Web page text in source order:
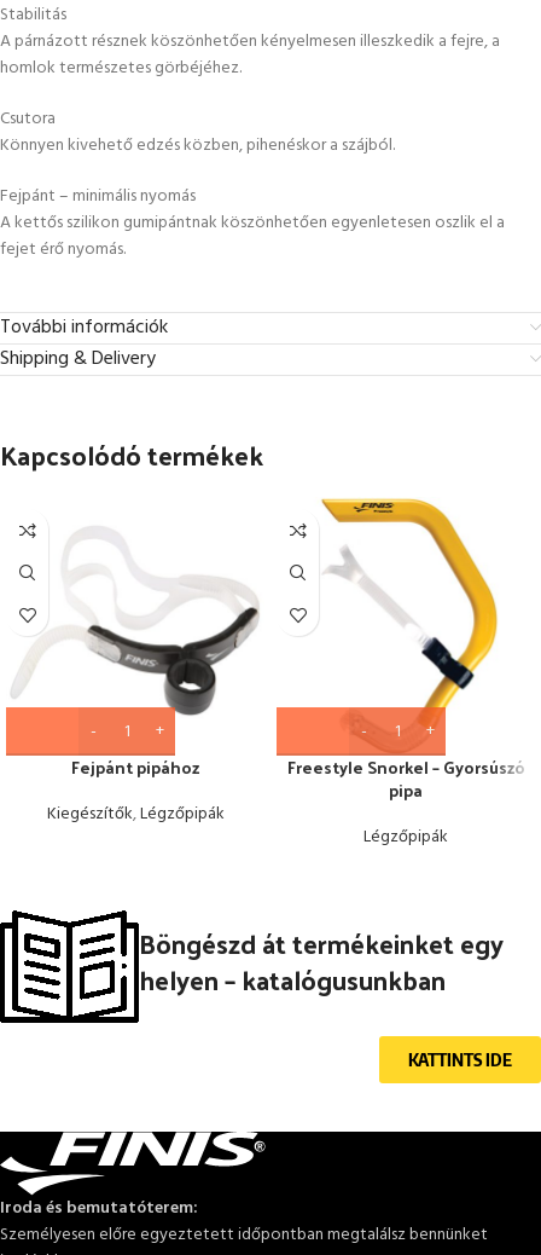
Stabilitás
A párnázott résznek köszönhetően kényelmesen illeszkedik a fejre, a
homlok természetes görbéjéhez.
Csutora
Könnyen kivehető edzés közben, pihenéskor a szájból.
Fejpánt – minimális nyomás
A kettős szilikon gumipántnak köszönhetően egyenletesen oszlik el a
fejet érő nyomás.
További információk
Shipping & Delivery
Kapcsolódó termékek
Fejpánt pipához
Kiegészítők,Légzőpipák
Freestyle Snorkel – Gyorsúszó
pipa
Légzőpipák
Böngészd át termékeinket egy
helyen – katalógusunkban
KATTINTS IDE
Iroda és bemutatóterem:
Személyesen előre egyeztetett időpontban megtalálsz bennünket